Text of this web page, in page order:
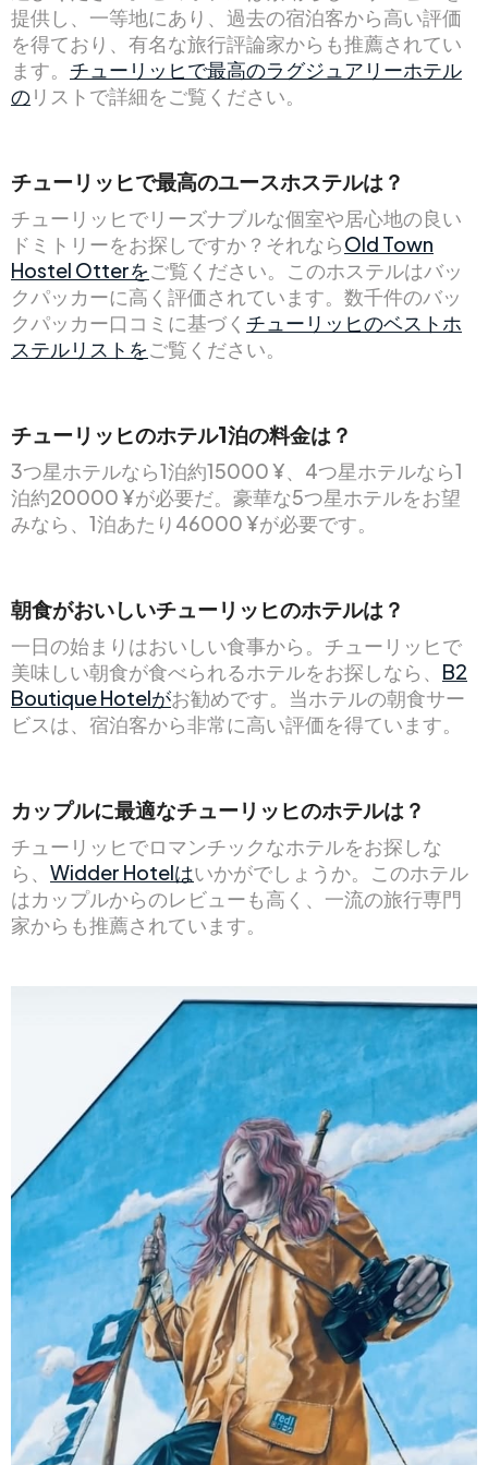
提供し、一等地にあり、過去の宿泊客から高い評価
を得ており、有名な旅行評論家からも推薦されてい
ます。 チューリッヒで最高のラグジュアリーホテル
のリストで詳細をご覧ください。
チューリッヒで最高のユースホステルは？
チューリッヒでリーズナブルな個室や居心地の良い
ドミトリーをお探しですか？それならOld Town
Hostel Otterをご覧ください。このホステルはバッ
クパッカーに高く評価されています。数千件のバッ
クパッカー口コミに基づく チューリッヒのベストホ
ステルリストをご覧ください。
チューリッヒのホテル1泊の料金は？
3つ星ホテルなら1泊約15000 ¥、4つ星ホテルなら1
泊約20000 ¥が必要だ。豪華な5つ星ホテルをお望
みなら、1泊あたり46000 ¥が必要です。
朝食がおいしいチューリッヒのホテルは？
一日の始まりはおいしい食事から。チューリッヒで
美味しい朝食が食べられるホテルをお探しなら、 B2
Boutique Hotelがお勧めです。当ホテルの朝食サー
ビスは、宿泊客から非常に高い評価を得ています。
カップルに最適なチューリッヒのホテルは？
チューリッヒでロマンチックなホテルをお探しな
ら、 Widder Hotelはいかがでしょうか。このホテル
はカップルからのレビューも高く、一流の旅行専門
家からも推薦されています。